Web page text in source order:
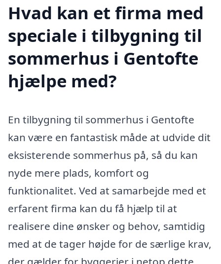
Hvad kan et firma med
speciale i tilbygning til
sommerhus i Gentofte
hjælpe med?
En tilbygning til sommerhus i Gentofte
kan være en fantastisk måde at udvide dit
eksisterende sommerhus på, så du kan
nyde mere plads, komfort og
funktionalitet. Ved at samarbejde med et
erfarent firma kan du få hjælp til at
realisere dine ønsker og behov, samtidig
med at de tager højde for de særlige krav,